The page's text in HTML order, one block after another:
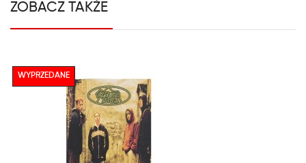
ZOBACZ TAKŻE
WYPRZEDANE